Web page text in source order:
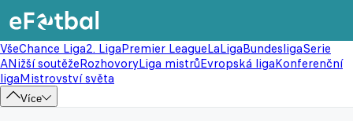
VšeChance Liga2. LigaPremier LeagueLaLigaBundesligaSerie
ANižší soutěžeRozhovoryLiga mistrůEvropská ligaKonferenční
ligaMistrovství světa
Více